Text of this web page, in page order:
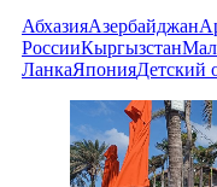
АбхазияАзербайджан
РоссииКыргызстан
ЛанкаЯпонияДетский